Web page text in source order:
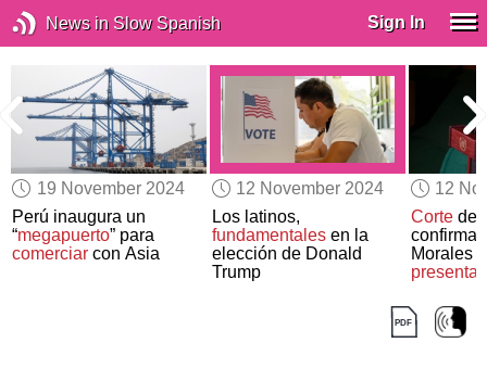
News in Slow Spanish Sign In
19 November 2024
Perú inaugura un
“megapuerto” para
comerciar con Asia
12 November 2024
Los latinos,
fundamentalesen la
elección de Donald
Trump
12
Cortede
confirma
Morales